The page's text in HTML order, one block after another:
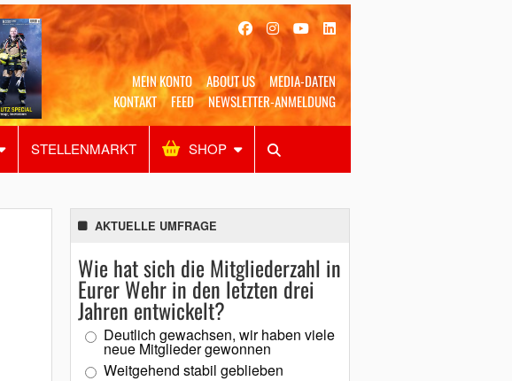
MEIN KONTO ABOUT US
MEDIA-DATEN
KONTAKT
FEED NEWSLETTER-ANMELDUNG
STELLENMARKT SHOP
Alles Shop SUCHEN
AKTUELLE UMFRAGE
Wie hat sich die Mitgliederzahl in
Eurer Wehr in den letzten drei
Jahren entwickelt?
Deutlich gewachsen, wir haben viele
neue Mitglieder gewonnen
Weitgehend stabil geblieben